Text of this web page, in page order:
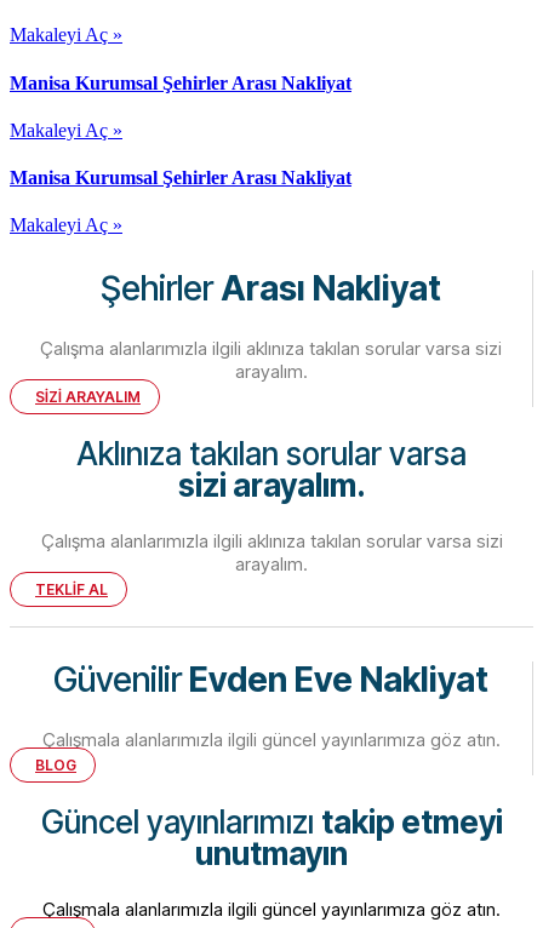
Makaleyi Aç »
Manisa Kurumsal Şehirler Arası Nakliyat
Makaleyi Aç »
Manisa Kurumsal Şehirler Arası Nakliyat
Makaleyi Aç »
ŞehirlerArası Nakliyat
Çalışma alanlarımızla ilgili aklınıza takılan sorular varsa sizi
arayalım.
SİZİ ARAYALIM
Aklınıza takılan sorular varsa
sizi arayalım.
Çalışma alanlarımızla ilgili aklınıza takılan sorular varsa sizi
arayalım.
TEKLİF AL
GüvenilirEvden Eve Nakliyat
Çalışmala alanlarımızla ilgili güncel yayınlarımıza göz atın.
BLOG
Güncel yayınlarımızı takip etmeyi
unutmayın
Çalışmala alanlarımızla ilgili güncel yayınlarımıza göz atın.